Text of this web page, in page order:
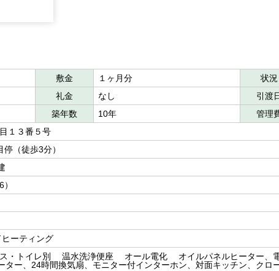
敷金 １ヶ月分 状況
礼金
なし 引渡
築年数
10年 管理
１３番５号
（徒歩3分）
ーティング
・トイレ別 温水洗浄便座 オール電化 オイルパネルヒーター、電
ター、24時間換気扇、モニター付インターホン、対面キッチン、クロ